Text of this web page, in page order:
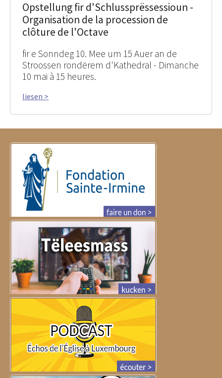
Opstellung fir d'Schlussprëssessioun -
Organisation de la procession de
clôture de l'Octave
fir e Sonndeg 10. Mee um 15 Auer an de
Stroossen rondërem d'Kathedral - Dimanche
10 mai à 15 heures.
liesen >